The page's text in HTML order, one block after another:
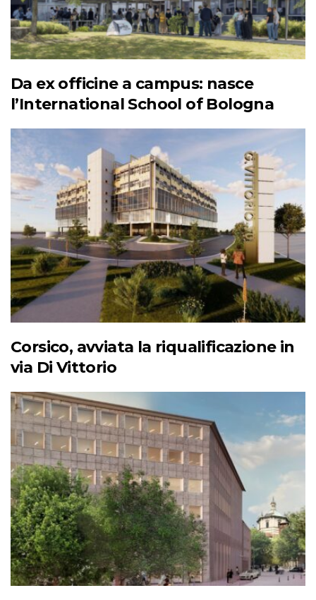
Da ex officine a campus: nasce
l’International School of Bologna
Corsico, avviata la riqualificazione in
via Di Vittorio